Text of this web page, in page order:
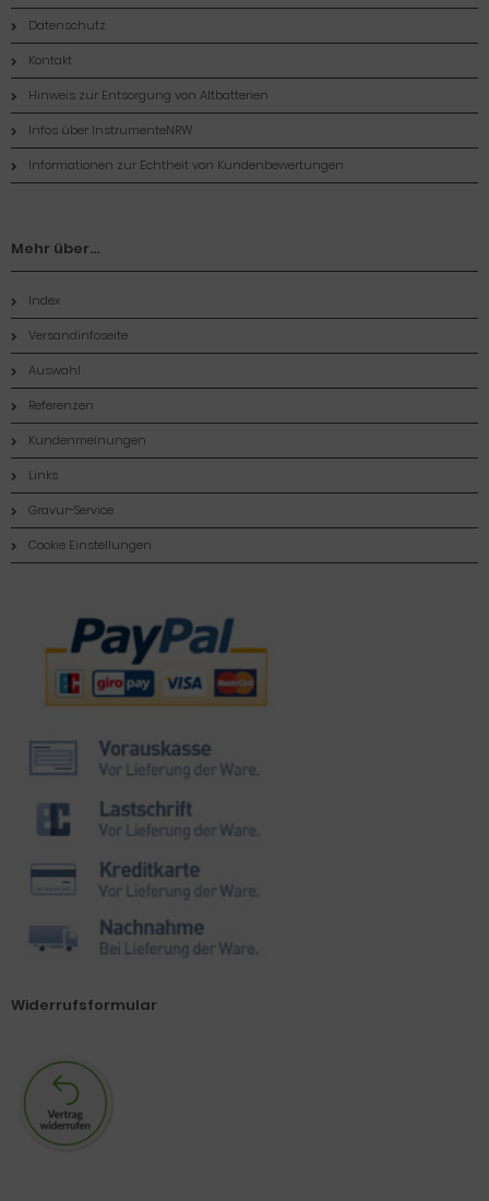
Datenschutz
Kontakt
Hinweis zur Entsorgung von Altbatterien
Infos über InstrumenteNRW
Informationen zur Echtheit von Kundenbewertungen
Mehr über...
Index
Versandinfoseite
Auswahl
Referenzen
Kundenmeinungen
Links
Gravur-Service
Cookie Einstellungen
Zahlungsmethoden
Widerrufsformular